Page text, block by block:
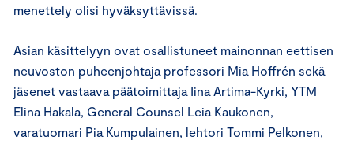
menettely olisi hyväksyttävissä.
Asian käsittelyyn ovat osallistuneet mainonnan eettisen
neuvoston puheenjohtaja professori Mia Hoffrén sekä
jäsenet vastaava päätoimittaja Iina Artima-Kyrki, YTM
Elina Hakala, General Counsel Leia Kaukonen,
varatuomari Pia Kumpulainen, lehtori Tommi Pelkonen,